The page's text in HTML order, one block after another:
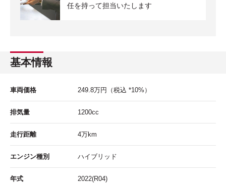
任を持って担当いたします
基本情報
車両価格 249.8万円 （税込 *10%）
排気量 1200cc
走行距離 4万km
エンジン種別 ハイブリッド
年式 2022(R04)